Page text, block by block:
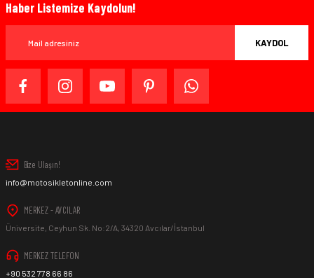
Haber Listemize Kaydolun!
KAYDOL
Bize Ulaşın!
info@motosikletonline.com
MERKEZ - AVCILAR
Üniversite, Ceyhun Sk. No:2/A, 34320 Avcılar/İstanbul
MERKEZ TELEFON
+90 532 778 66 86